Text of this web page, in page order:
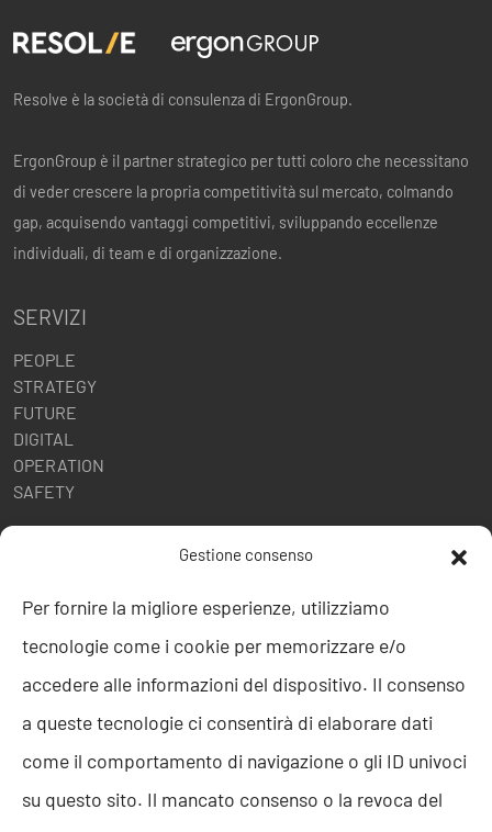
Gestione consenso
Per fornire la migliore esperienze, utilizziamo
tecnologie come i cookie per memorizzare e/o
accedere alle informazioni del dispositivo. Il consenso
a queste tecnologie ci consentirà di elaborare dati
come il comportamento di navigazione o gli ID univoci
su questo sito. Il mancato consenso o la revoca del
Resolve è la società di consulenza di ErgonGroup.
ErgonGroup è il partner strategico per tutti coloro che necessitano
di veder crescere la propria competitività sul mercato, colmando
gap, acquisendo vantaggi competitivi, sviluppando eccellenze
individuali, di team e di organizzazione.
SERVIZI
PEOPLE
STRATEGY
FUTURE
DIGITAL
OPERATION
SAFETY
POLITICHE AZIENDALI
ISO 9001
ISO 27001
Codice etico
Segnalazione Whistleblowing
Politica per la Parità di Genere
Politica per la sicurezza delle informazioni